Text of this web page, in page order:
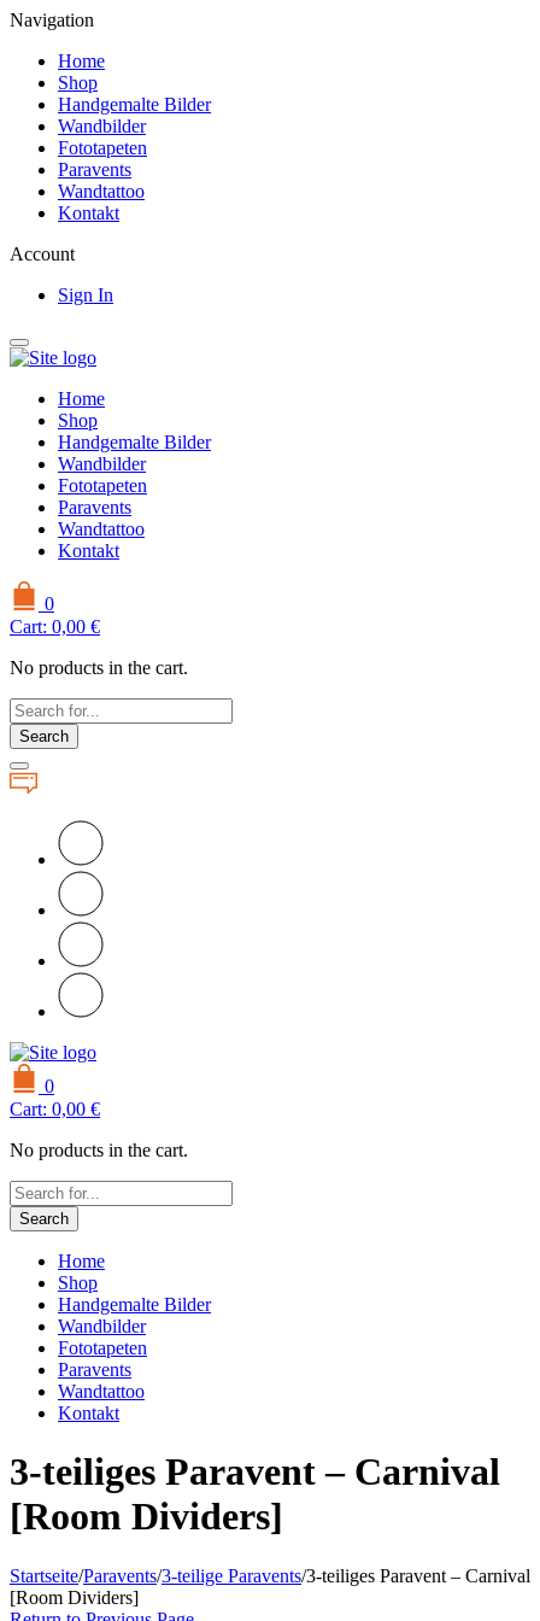
Navigation
Home
Shop
Handgemalte Bilder
Wandbilder
Fototapeten
Paravents
Wandtattoo
Kontakt
Account
Sign In
Home
Shop
Handgemalte Bilder
Wandbilder
Fototapeten
Paravents
Wandtattoo
Kontakt
0
Cart: 0,00 €
No products in the cart.
Search
0
Cart: 0,00 €
No products in the cart.
Search
Home
Shop
Handgemalte Bilder
Wandbilder
Fototapeten
Paravents
Wandtattoo
Kontakt
3-teiliges Paravent – Carnival
[Room Dividers]
Startseite/Paravents/3-teilige Paravents/3-teiliges Paravent – Carnival
[Room Dividers]